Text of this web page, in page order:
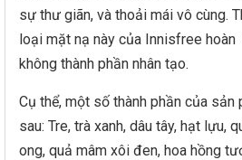
sự thư giãn, và thoải mái vô cùng.
loại mặt nạ này của Innisfree
không thành phần nhân tạo.
Cụ thể, một số thành phần của sản
sau: Tre, trà xanh, dâu tây, hạt lựu,
ong, quả mâm xôi đen, hoa hồng